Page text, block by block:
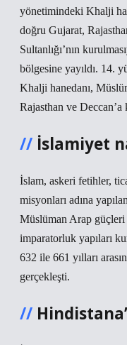
yönetimindeki Khalji
doğru Gujarat,
Sultanlığı’nın
bölgesine yayıldı. 14.
Khalji hanedanı,
Rajasthan ve Deccan’a
İslamiyet
İslam, askeri fetihler,
misyonları adına
Müslüman Arap güçleri
imparatorluk yapıları
632 ile 661 yılları
gerçekleşti.